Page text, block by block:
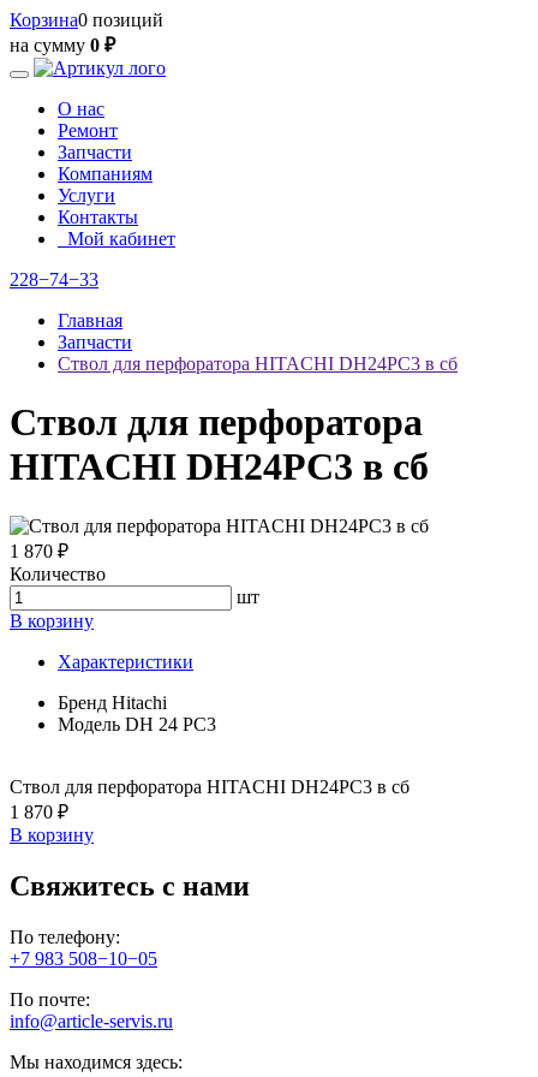
Корзина0 позиций
на сумму 0 ₽
О нас
Ремонт
Запчасти
Компаниям
Услуги
Контакты
Мой кабинет
228−74−33
Главная
Запчасти
Ствол для перфоратора HITACHI DH24PC3 в сб
Ствол для перфоратора
HITACHI DH24PC3 в сб
1 870 ₽
Количество
шт
В корзину
Характеристики
Бренд Hitachi
Модель DH 24 PC3
Ствол для перфоратора HITACHI DH24PC3 в сб
1 870 ₽
В корзину
Свяжитесь с нами
По телефону:
+7 983 508−10−05
По почте:
info@article-servis.ru
Мы находимся здесь: